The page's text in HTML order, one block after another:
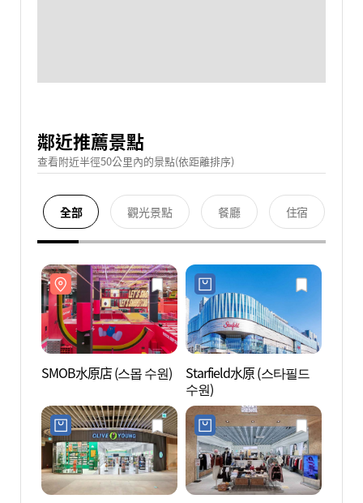
鄰近推薦景點
查看附近半徑50公里內的景點(依距離排序)
全部 觀光景點 餐廳 住宿
SMOB水原店 (스몹 수원)
Starfield水原 (스타필드
수원)